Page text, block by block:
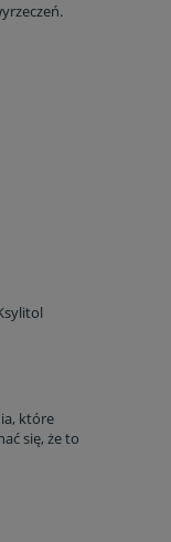
które
się, że to